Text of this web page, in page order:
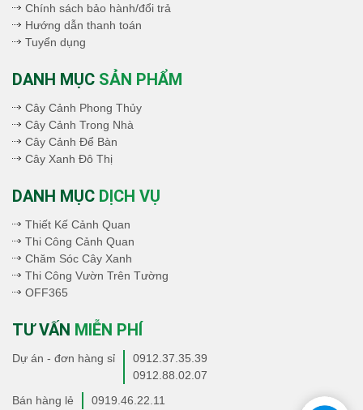
Chính sách bảo hành/đổi trả
Hướng dẫn thanh toán
Tuyển dụng
DANH MỤC SẢN PHẨM
Cây Cảnh Phong Thủy
Cây Cảnh Trong Nhà
Cây Cảnh Để Bàn
Cây Xanh Đô Thị
DANH MỤC DỊCH VỤ
Thiết Kế Cảnh Quan
Thi Công Cảnh Quan
Chăm Sóc Cây Xanh
Thi Công Vườn Trên Tường
OFF365
TƯ VẤN MIỄN PHÍ
Dự án - đơn hàng sỉ
0912.37.35.39
0912.88.02.07
Bán hàng lẻ
0919.46.22.11